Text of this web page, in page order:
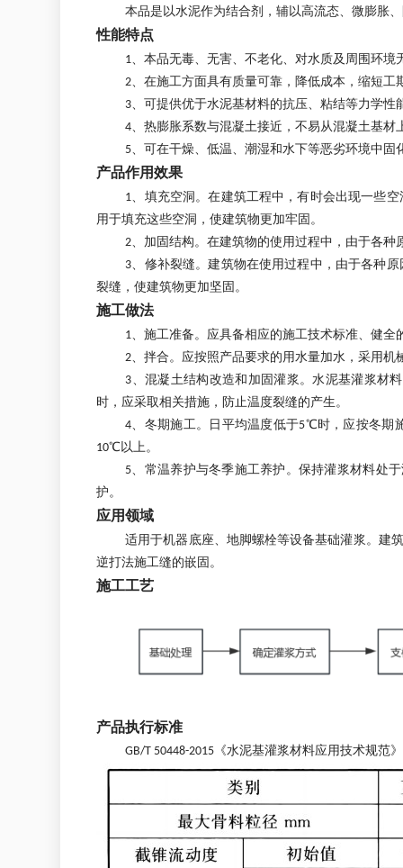
本品是以水泥作为结合剂，辅以高流态、微膨胀
性能特点
1、本品无毒、无害、不老化、对水质及周围环
2、在施工方面具有质量可靠，降低成本，缩短工
3、可提供优于水泥基材料的抗压、粘结等力学性
4、热膨胀系数与混凝土接近，不易从混凝土基材
5、可在干燥、低温、潮湿和水下等恶劣环境中
产品作用效果
1、填充空洞。在建筑工程中，有时会出现一些
用于填充这些空洞，使建筑物更加牢固。
2、加固结构。在建筑物的使用过程中，由于各
3、修补裂缝。建筑物在使用过程中，由于各种
裂缝，使建筑物更加坚固。
施工做法
1、施工准备。应具备相应的施工技术标准、健
2、拌合。应按照产品要求的用水量加水，采用
3、混凝土结构改造和加固灌浆。水泥基灌浆材
时，应采取相关措施，防止温度裂缝的产生。
4、冬期施工。日平均温度低于5℃时，应按冬期
10℃以上。
5、常温养护与冬季施工养护。保持灌浆材料处
护。
应用领域
适用于机器底座、地脚螺栓等设备基础灌浆。建
逆打法施工缝的嵌固。
施工工艺
产品执行标准
GB/T 50448-2015《水泥基灌浆材料应用技术规范》